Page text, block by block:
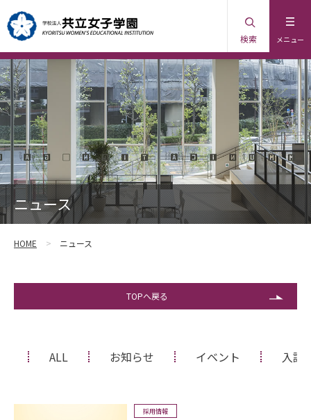
メニュー
検索
ニュース
HOME ニュース
TOPへ戻る
ALL お知らせ イベント 入試
採用情報